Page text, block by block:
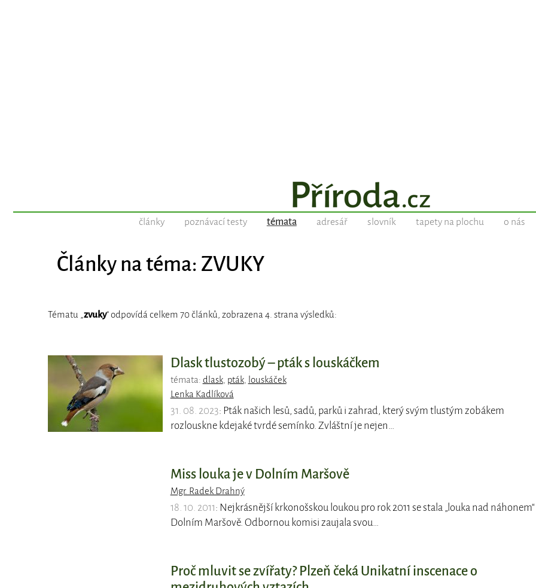
články poznávací testy témata adresář slovník tapety na plochu o nás
Články na téma: ZVUKY
Tématu „ zvuky“ odpovídá celkem 70 článků, zobrazena 4. strana výsledků:
Dlask tlustozobý – pták s louskáčkem
témata: dlask, pták,
louskáček
Lenka Kadlíková
31. 08. 2023: Pták našich lesů, sadů, parků i zahrad, který svým tlustým zobákem
rozlouskne kdejaké tvrdé semínko. Zvláštní je nejen…
Miss louka je v Dolním Maršově
Mgr. Radek Drahný
18. 10. 2011: Nejkrásnější krkonošskou loukou pro rok 2011 se stala „louka nad náhonem“
Dolním Maršově. Odbornou komisi zaujala svou…
Proč mluvit se zvířaty? Plzeň čeká Unikatní inscenace o